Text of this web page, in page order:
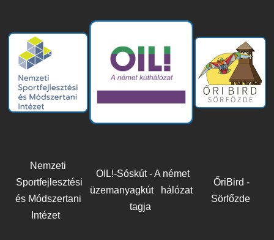
Nemzeti
Sportfejlesztési
és Módszertani
Intézet
OIL!-Sóskút - A német
üzemanyagkút hálózat
tagja
ŐriBird -
Sörfőzde